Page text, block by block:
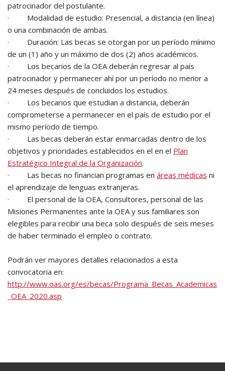
patrocinador del postulante.
· Modalidad de estudio: Presencial, a distancia (en línea)
o una combinación de ambas.
· Duración: Las becas se otorgan por un período mínimo
de un (1) año y un máximo de dos (2) años académicos.
· Los becarios de la OEA deberán regresar al país
patrocinador y permanecer ahí por un período no menor a
24 meses después de concluidos los estudios.
· Los becarios que estudian a distancia, deberán
comprometerse a permanecer en el país de estudio por el
mismo período de tiempo.
· Las becas deberán estar enmarcadas dentro de los
objetivos y prioridades establecidos en el en el Plan
Estratégico Integral de la Organización.
· Las becas no financian programas en áreas médicas ni
el aprendizaje de lenguas extranjeras.
· El personal de la OEA, Consultores, personal de las
Misiones Permanentes ante la OEA y sus familiares son
elegibles para recibir una beca solo después de seis meses
de haber terminado el empleo o contrato.
Podrán ver mayores detalles relacionados a esta
convocatoria en:
http://www.oas.org/es/becas/Programa_Becas_Academicas
_OEA_2020.asp